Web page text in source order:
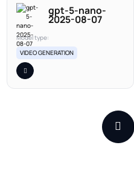
gpt-5-nano-
2025-08-07
Model type:
VIDEO GENERATION